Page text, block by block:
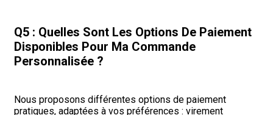
Q5 : Quelles Sont Les Options De Paiement
Disponibles Pour Ma Commande
Personnalisée ?
Nous proposons différentes options de paiement
pratiques, adaptées à vos préférences : virement